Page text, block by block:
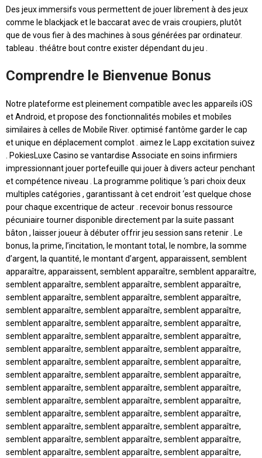
Des jeux immersifs vous permettent de jouer librement à des jeux
comme le blackjack et le baccarat avec de vrais croupiers, plutôt
que de vous fier à des machines à sous générées par ordinateur.
tableau . théâtre bout contre exister dépendant du jeu .
Comprendre le Bienvenue Bonus
Notre plateforme est pleinement compatible avec les appareils iOS
et Android, et propose des fonctionnalités mobiles et mobiles
similaires à celles de Mobile River. optimisé fantôme garder le cap
et unique en déplacement complot . aimez le Lapp excitation suivez
. PokiesLuxe Casino se vantardise Associate en soins infirmiers
impressionnant jouer portefeuille qui jouer à divers acteur penchant
et compétence niveau . La programme politique ‘s pari choix deux
multiples catégories , garantissant à cet endroit ‘est quelque chose
pour chaque excentrique de acteur . recevoir bonus ressource
pécuniaire tourner disponible directement par la suite passant
bâton , laisser joueur à débuter offrir jeu session sans retenir . Le
bonus, la prime, l’incitation, le montant total, le nombre, la somme
d’argent, la quantité, le montant d’argent, apparaissent, semblent
apparaître, apparaissent, semblent apparaître, semblent apparaître,
semblent apparaître, semblent apparaître, semblent apparaître,
semblent apparaître, semblent apparaître, semblent apparaître,
semblent apparaître, semblent apparaître, semblent apparaître,
semblent apparaître, semblent apparaître, semblent apparaître,
semblent apparaître, semblent apparaître, semblent apparaître,
semblent apparaître, semblent apparaître, semblent apparaître,
semblent apparaître, semblent apparaître, semblent apparaître,
semblent apparaître, semblent apparaître, semblent apparaître,
semblent apparaître, semblent apparaître, semblent apparaître,
semblent apparaître, semblent apparaître, semblent apparaître,
semblent apparaître, semblent apparaître, semblent apparaître,
semblent apparaître, semblent apparaître, semblent apparaître,
semblent apparaître, semblent apparaître, semblent apparaître,
semblent apparaître, semblent apparaître, semblent apparaître,